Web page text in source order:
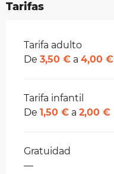
Tarifas
Tarifas 2026
Tarifa adulto
De 3,50 € a 4,00 €
Tarifa infantil
De 1,50 € a 2,00 €
Gratuidad
—